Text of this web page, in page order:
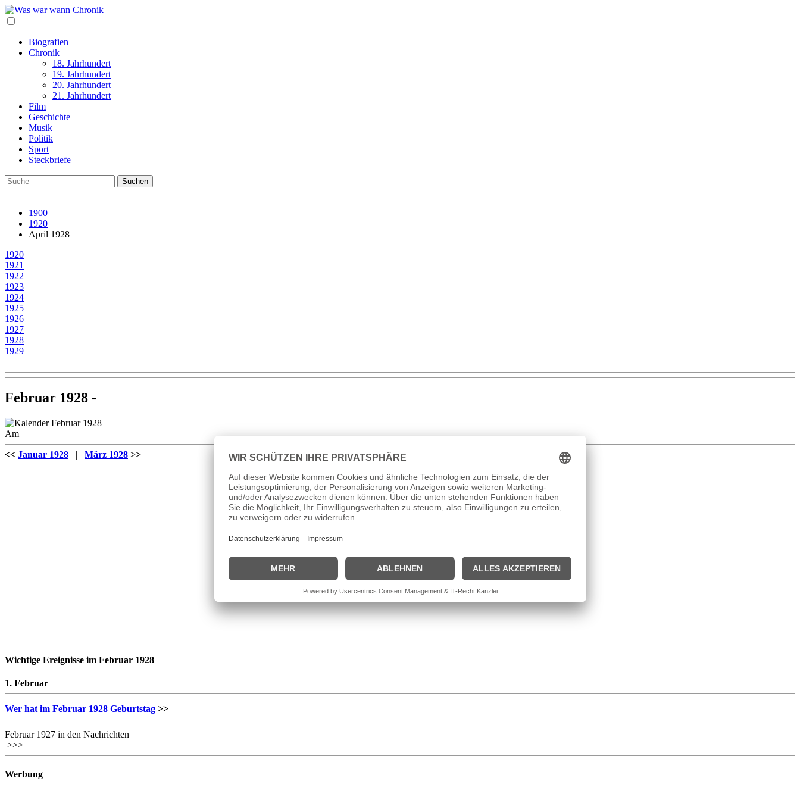
Biografien
Chronik
18. Jahrhundert
19. Jahrhundert
20. Jahrhundert
21. Jahrhundert
Film
Geschichte
Musik
Politik
Sport
Steckbriefe
1900
1920
April 1928
1920
1921
1922
1923
1924
1925
1926
1927
1928
1929
Februar 1928 -
Am
<< Januar 1928 | März 1928 >>
Wichtige Ereignisse im Februar 1928
1. Februar
Wer hat im Februar 1928 Geburtstag >>
Februar 1927 in den Nachrichten
>>>
Werbung